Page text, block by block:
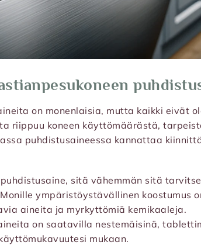
on monenlaisia, mutta kaikki eivät
riippuu koneen käyttömäärästä,
puhdistusaineessa kannattaa
sitä vähemmän sitä
ympäristöystävällinen koostumus
aineita ja myrkyttömiä kemikaaleja.
on saatavilla nestemäisinä,
mukaan.